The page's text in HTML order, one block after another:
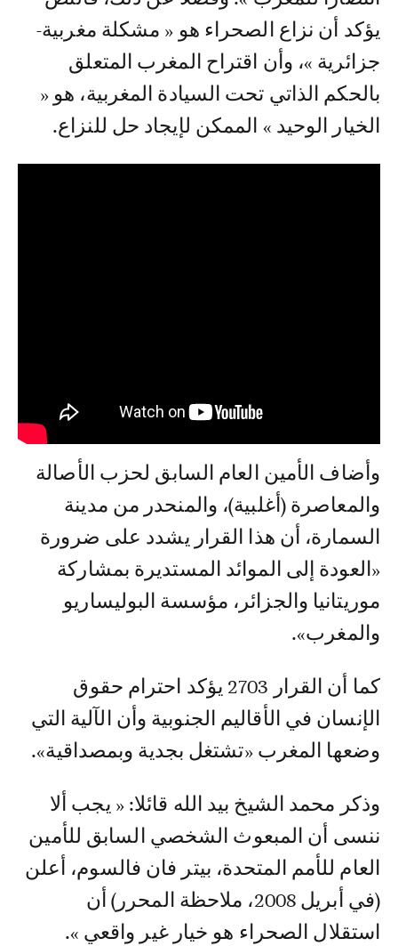
يؤكد أن نزاع الصحراء هو « مشكلة مغربية-
جزائرية »، وأن اقتراح المغرب المتعلق
بالحكم الذاتي تحت السيادة المغربية، هو «
الخيار الوحيد » الممكن لإيجاد حل للنزاع.
وأضاف الأمين العام السابق لحزب الأصالة
والمعاصرة (أغلبية)، والمنحدر من مدينة
السمارة، أن هذا القرار يشدد على ضرورة
«العودة إلى الموائد المستديرة بمشاركة
موريتانيا والجزائر، مؤسسة البوليساريو
والمغرب».
كما أن القرار 2703 يؤكد احترام حقوق
الإنسان في الأقاليم الجنوبية وأن الآلية التي
وضعها المغرب «تشتغل بجدية وبمصداقية».
وذكر محمد الشيخ بيد الله قائلا: « يجب ألا
ننسى أن المبعوث الشخصي السابق للأمين
العام للأمم المتحدة، بيتر فان فالسوم، أعلن
(في أبريل 2008، ملاحظة المحرر) أن
استقلال الصحراء هو خيار غير واقعي ».